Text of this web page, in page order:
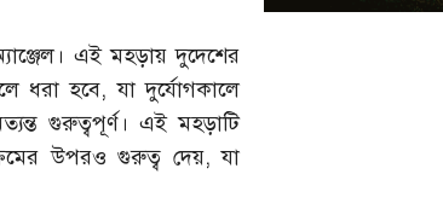
এই মহড়ায় দুদেশের
ধরা হবে, যা দুর্যোগকালে
গুরুত্বপূর্ণ। এই মহড়াটি
উপরও গুরুত্ব দেয়, যা